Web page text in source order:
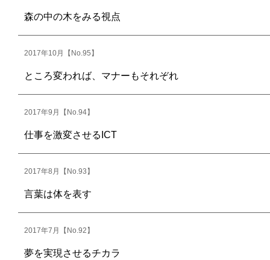
森の中の木をみる視点
2017年10月【No.95】
ところ変われば、マナーもそれぞれ
2017年9月【No.94】
仕事を激変させるICT
2017年8月【No.93】
言葉は体を表す
2017年7月【No.92】
夢を実現させるチカラ